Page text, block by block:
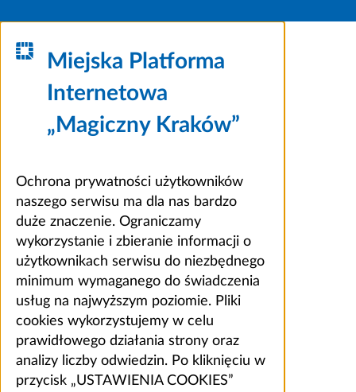
Miejska Platforma
Internetowa
„Magiczny Kraków”
Ochrona prywatności użytkowników
naszego serwisu ma dla nas bardzo
duże znaczenie. Ograniczamy
wykorzystanie i zbieranie informacji o
użytkownikach serwisu do niezbędnego
minimum wymaganego do świadczenia
usług na najwyższym poziomie. Pliki
cookies wykorzystujemy w celu
prawidłowego działania strony oraz
analizy liczby odwiedzin. Po kliknięciu w
przycisk „USTAWIENIA COOKIES”